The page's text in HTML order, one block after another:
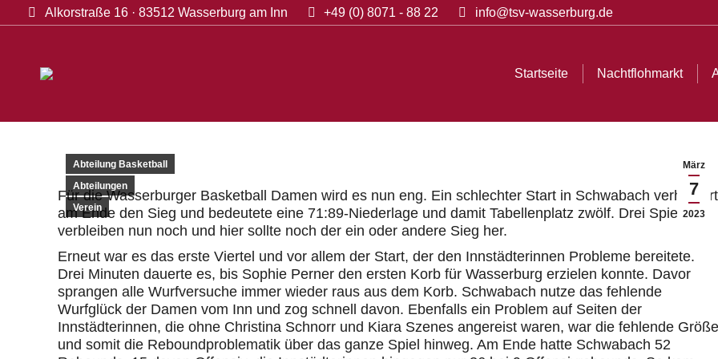
Alkorstraße 16 · 83512 Wasserburg am Inn +49 (0) 8071 - 88 22 info@tsv-wasserburg.de
Startseite Nachtflohmarkt
März
7
2023
Abteilung Basketball
Abteilungen
Verein
Für die Wasserburger Basketball Damen wird es nun eng. Ein schlechter Start in Schwabach verhindert
am Ende den Sieg und bedeutete eine 71:89-Niederlage und damit Tabellenplatz zwölf. Drei Spiele
verbleiben nun noch und hier sollte noch der ein oder andere Sieg her.
Erneut war es das erste Viertel und vor allem der Start, der den Innstädterinnen Probleme bereitete.
Drei Minuten dauerte es, bis Sophie Perner den ersten Korb für Wasserburg erzielen konnte. Davor
sprangen alle Wurfversuche immer wieder raus aus dem Korb. Schwabach nutze das fehlende
Wurfglück der Damen vom Inn und zog schnell davon. Ebenfalls ein Problem auf Seiten der
Innstädterinnen, die ohne Christina Schnorr und Kiara Szenes angereist waren, war die fehlende Größe
und somit die Reboundproblematik über das ganze Spiel hinweg. Am Ende hatte Schwabach 52
Startseite Nachtflohmarkt Abteilungen Informationen Bilder